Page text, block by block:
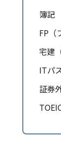
簿記
FP（
宅建
ITパ
証券